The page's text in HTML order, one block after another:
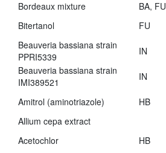
Bordeaux mixture BA, FU
Bitertanol
FU
Beauveria bassiana strain
PPRI5339
IN
Beauveria bassiana strain
IMI389521
IN
Amitrol (aminotriazole) HB
Allium cepa extract
Acetochlor
HB